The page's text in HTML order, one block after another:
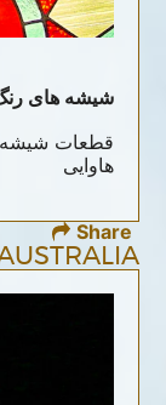
شیشه های
قطعات شیشه
هاوایی
Share